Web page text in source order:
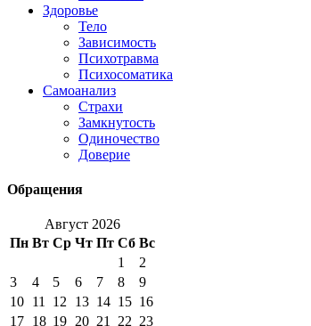
Здоровье
Тело
Зависимость
Психотравма
Психосоматика
Самоанализ
Страхи
Замкнутость
Одиночество
Доверие
Обращения
Август 2026
Пн Вт Ср Чт Пт Сб Вс
1
2
3
4 5 6 7 8
9
10 11 12 13 14 15 16
17 18 19 20 21 22 23